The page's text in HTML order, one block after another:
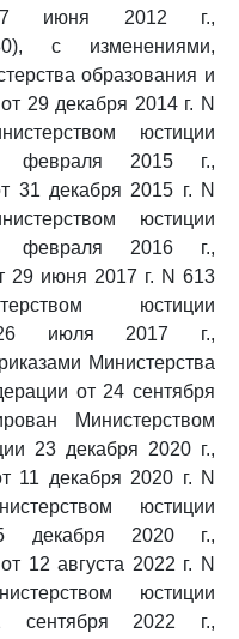
7 июня 2012 г.,
с изменениями,
образования и
29 декабря 2014 г. N
юстиции
февраля 2015 г.,
31 декабря 2015 г. N
юстиции
февраля 2016 г.,
29 июня 2017 г. N 613
юстиции
26 июля 2017 г.,
Министерства
от 24 сентября
Министерством
23 декабря 2020 г.,
11 декабря 2020 г. N
юстиции
декабря 2020 г.,
12 августа 2022 г. N
юстиции
сентября 2022 г.,